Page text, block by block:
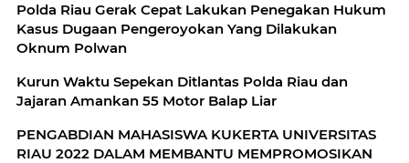
Polda Riau Gerak Cepat Lakukan Penegakan Hukum
Kasus Dugaan Pengeroyokan Yang Dilakukan
Oknum Polwan
Kurun Waktu Sepekan Ditlantas Polda Riau dan
Jajaran Amankan 55 Motor Balap Liar
PENGABDIAN MAHASISWA KUKERTA UNIVERSITAS
RIAU 2022 DALAM MEMBANTU MEMPROMOSIKAN